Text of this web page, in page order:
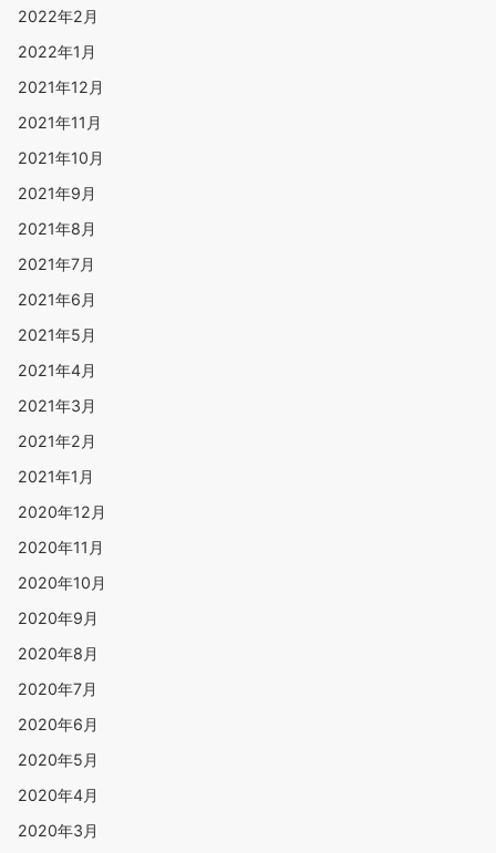
2022年2月
2022年1月
2021年12月
2021年11月
2021年10月
2021年9月
2021年8月
2021年7月
2021年6月
2021年5月
2021年4月
2021年3月
2021年2月
2021年1月
2020年12月
2020年11月
2020年10月
2020年9月
2020年8月
2020年7月
2020年6月
2020年5月
2020年4月
2020年3月